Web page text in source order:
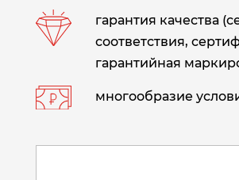
гарантия качества
соответствия,
гарантийная
многообразие